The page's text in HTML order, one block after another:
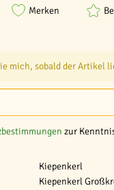
mich, sobald der Artikel
zur
Kiepenkerl
Kiepenkerl
Merken